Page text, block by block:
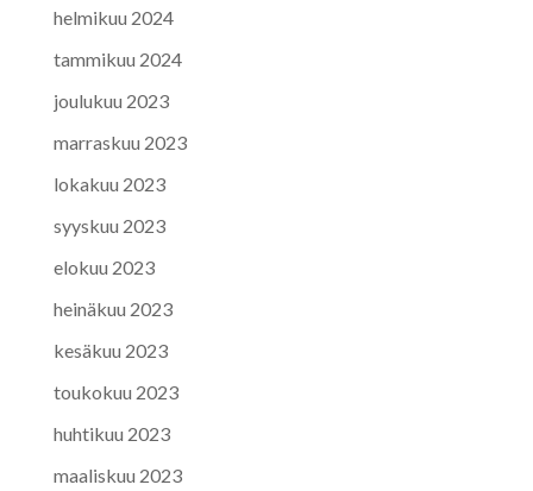
helmikuu 2024
tammikuu 2024
joulukuu 2023
marraskuu 2023
lokakuu 2023
syyskuu 2023
elokuu 2023
heinäkuu 2023
kesäkuu 2023
toukokuu 2023
huhtikuu 2023
maaliskuu 2023